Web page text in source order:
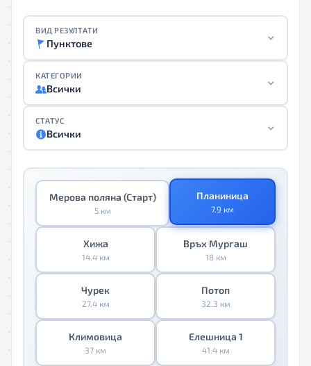
ВИД РЕЗУЛТАТИ
Пунктове
КАТЕГОРИИ
Всички
СТАТУС
Всички
Мерова поляна (Старт)
5 км
Планиница
7.9 км
Хижа
14.4 км
Връх Мургаш
18 км
Чурек
27.4 км
Потоп
32.3 км
Климовица
37 км
Елешница 1
41.4 км